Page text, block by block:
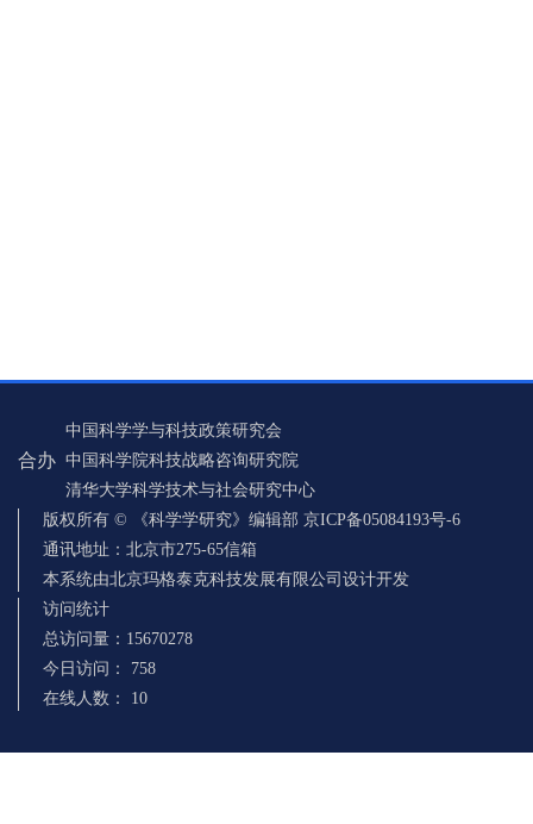
合办
中国科学学与科技政策研究会
中国科学院科技战略咨询研究院
清华大学科学技术与社会研究中心
版权所有 © 《科学学研究》编辑部 京ICP备05084193号-6
通讯地址：北京市275-65信箱
本系统由北京玛格泰克科技发展有限公司设计开发
访问统计
总访问量： 15670278
今日访问： 758
在线人数： 10